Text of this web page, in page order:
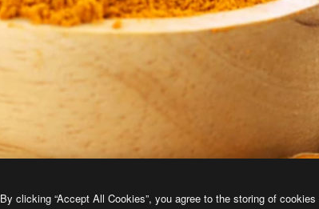
By clicking “Accept All Cookies”, you agree to the storing of